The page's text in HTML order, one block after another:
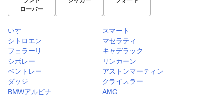
ローバー
いすゞ
スマート
シトロエン
マセラティ
フェラーリ
キャデラック
シボレー
リンカーン
ベントレー
アストンマーティン
ダッジ
クライスラー
BMWアルピナ
AMG